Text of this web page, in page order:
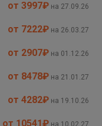
от 3997₽ на 27.09.26
от 7222₽ на 26.03.27
от 2907₽ на 01.12.26
от 8478₽ на 21.01.27
от 4282₽ на 19.10.26
от 10541₽ на 10.02.27